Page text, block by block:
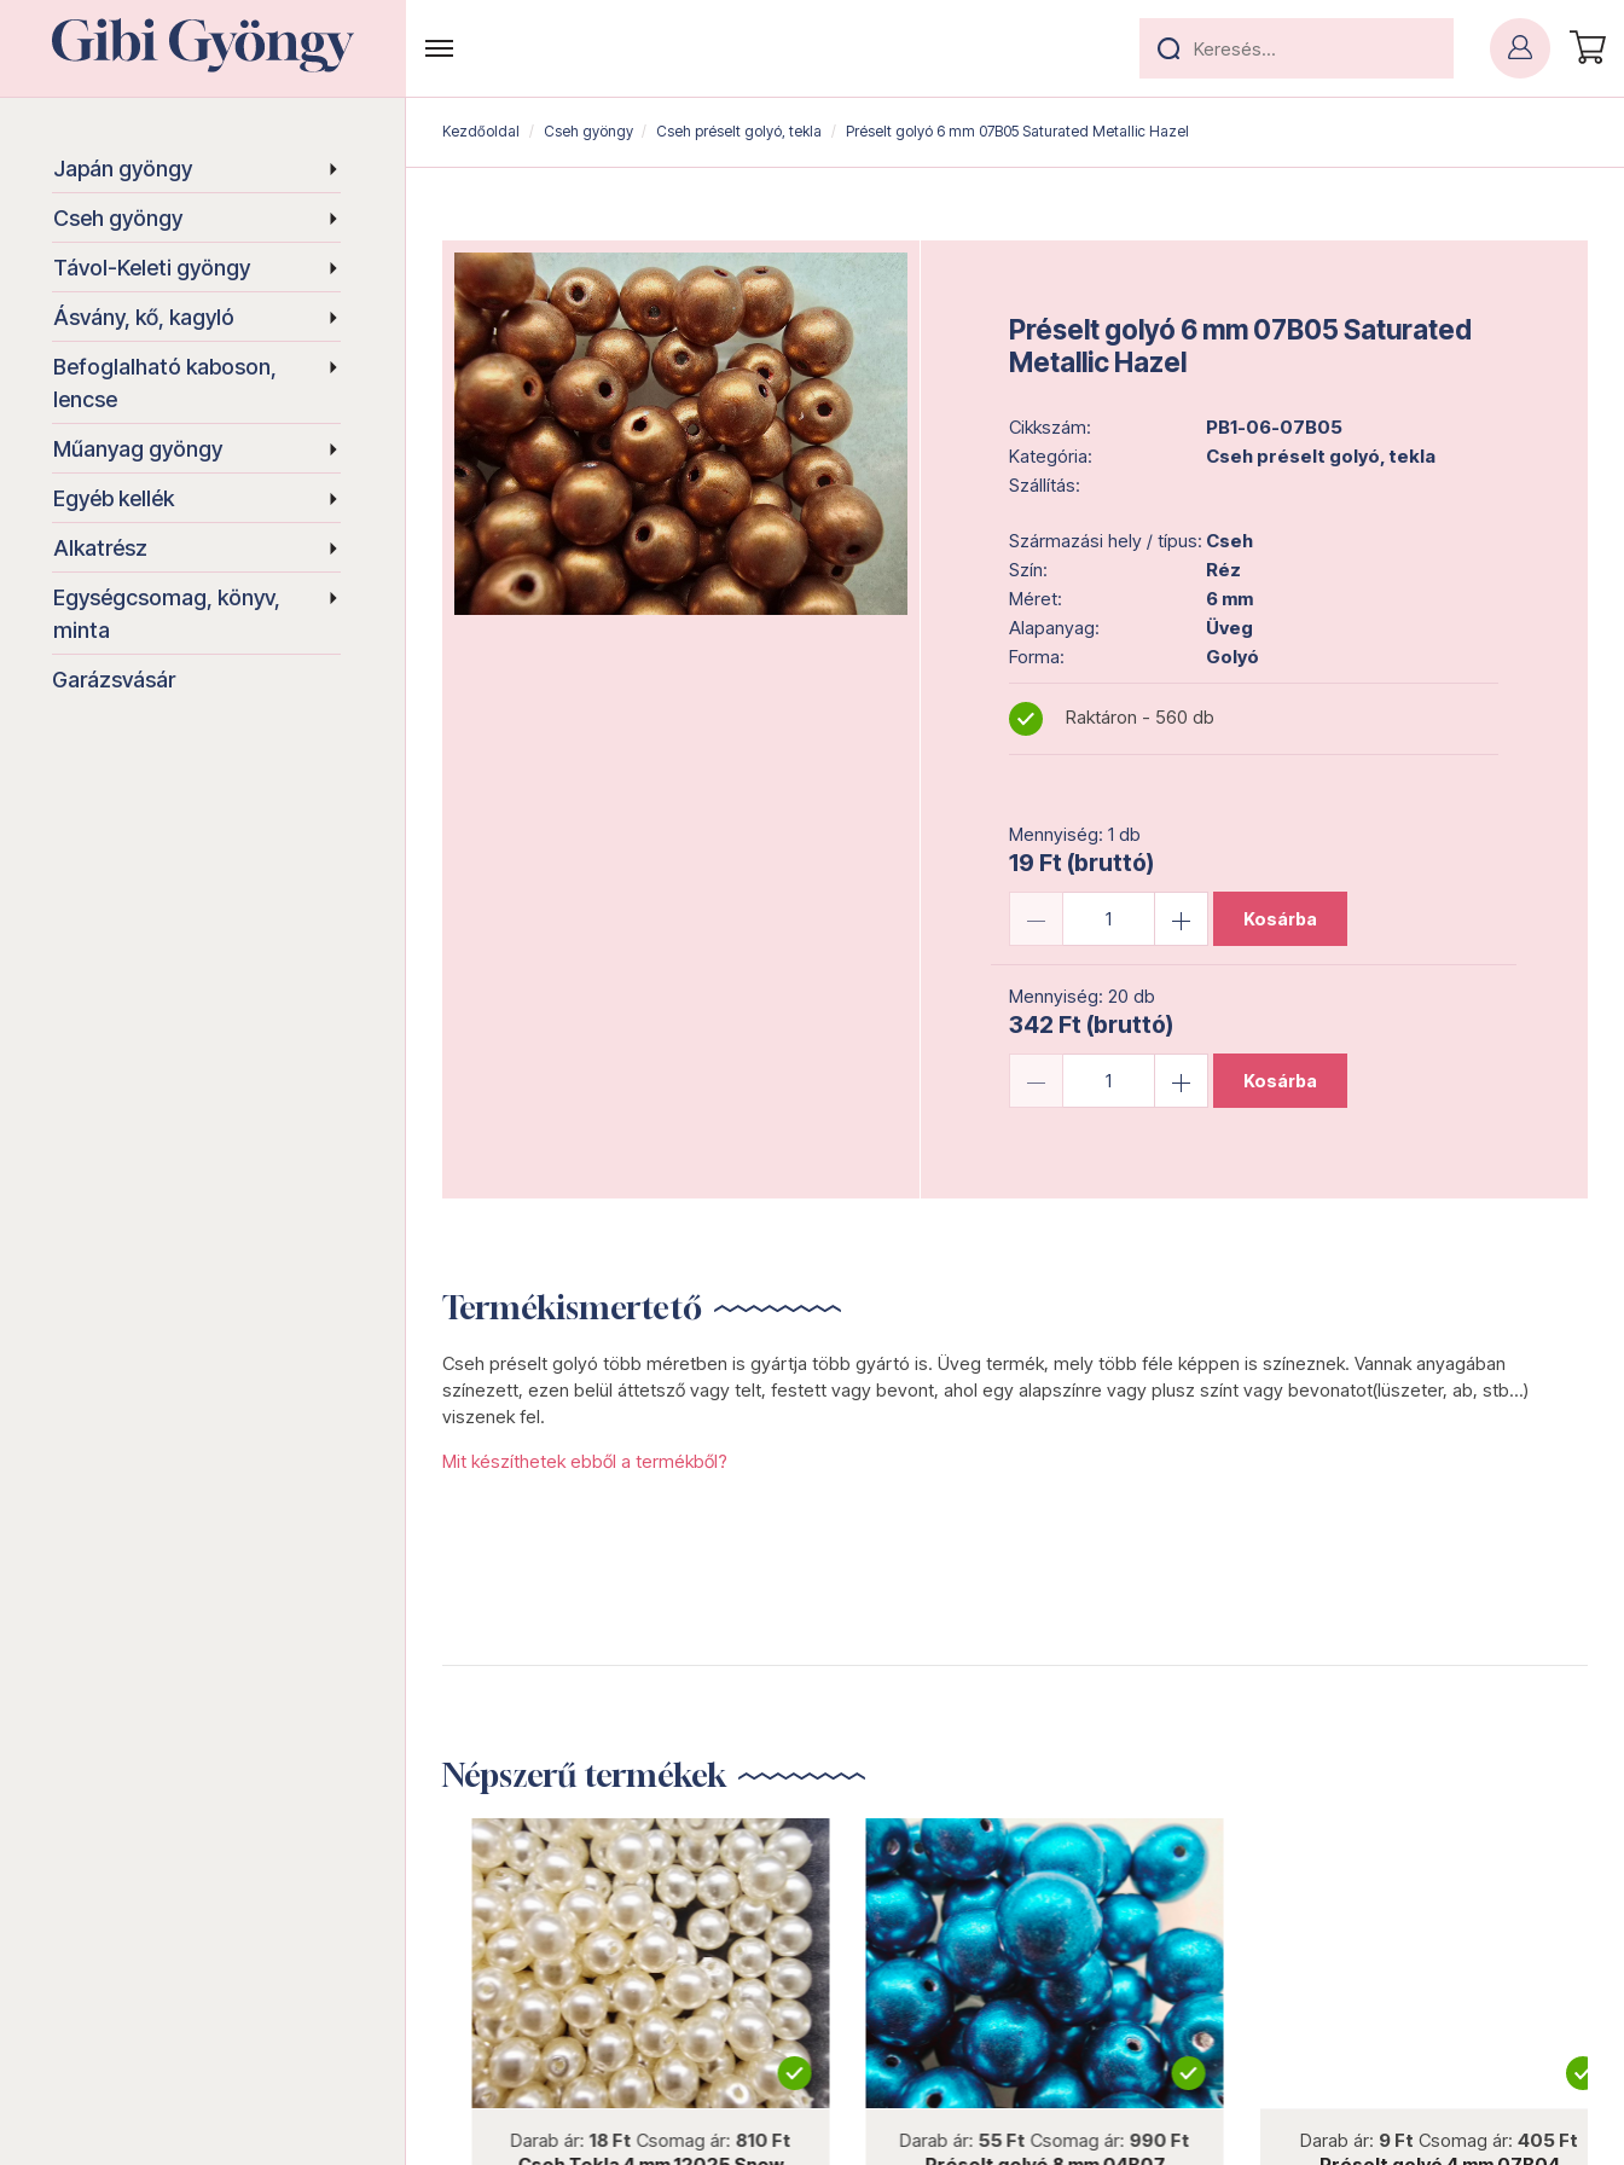
Japán gyöngy
Cseh gyöngy
Távol-Keleti gyöngy
Ásvány, kő, kagyló
Befoglalható kaboson,
lencse
Műanyag gyöngy
Egyéb kellék
Alkatrész
Egységcsomag, könyv,
minta
Garázsvásár
Kezdőoldal Cseh gyöngy Cseh préselt golyó, tekla Préselt golyó 6 mm 07B05 Saturated Metallic Hazel
Préselt golyó 6 mm 07B05 Saturated
Metallic Hazel
Cikkszám:
PB1-06-07B05
Kategória:
Cseh préselt golyó, tekla
Szállítás:
Származási hely / típus: Cseh
Szín:
Réz
Méret:
6 mm
Alapanyag:
Üveg
Forma:
Golyó
Raktáron - 560 db
Mennyiség: 1 db
19 Ft (bruttó)
Kosárba
Mennyiség: 20 db
342 Ft (bruttó)
Kosárba
Termékismertető
Cseh préselt golyó több méretben is gyártja több gyártó is. Üveg termék, mely több féle képpen is színeznek. Vannak anyagában
színezett, ezen belül áttetsző vagy telt, festett vagy bevont, ahol egy alapszínre vagy plusz színt vagy bevonatot(lüszeter, ab, stb...)
viszenek fel.
Mit készíthetek ebből a termékből?
Népszerű termékek
Darab ár: 18 Ft Csomag ár: 810 Ft
Darab ár: 55 Ft Csomag ár: 990 Ft
Darab ár: 9 Ft Csomag ár: 405 Ft